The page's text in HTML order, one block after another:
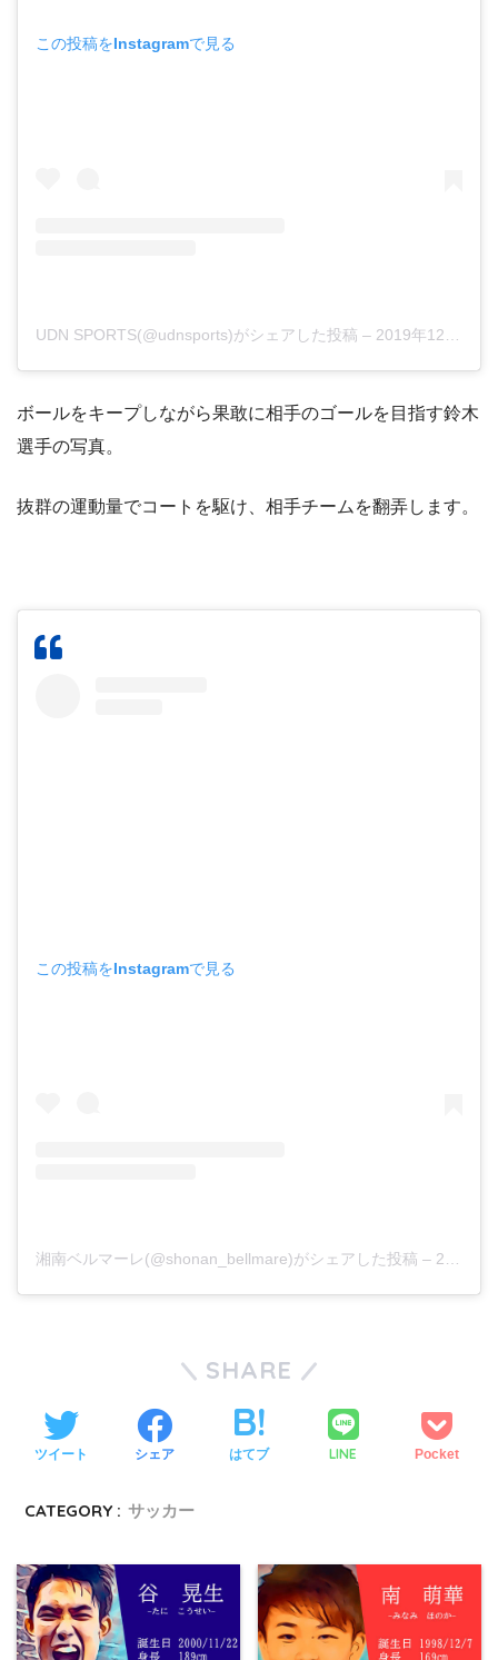
この投稿をInstagramで見る
UDN SPORTS(@udnsports)がシェアした投稿 – 2019年12月月8日午前12時35分PST
ボールをキープしながら果敢に相手のゴールを目指す鈴木
選手の写真。
抜群の運動量でコートを駆け、相手チームを翻弄します。
この投稿をInstagramで見る
湘南ベルマーレ(@shonan_bellmare)がシェアした投稿 – 2019年 5月月29日午後7時01分PDT
SHARE
ツイート シェア はてブ LINE Pocket
CATEGORY : サッカー